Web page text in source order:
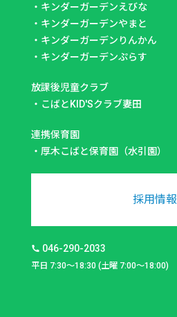
・ キンダーガーデンえびな
・ キンダーガーデンやまと
・ キンダーガーデンりんかん
・ キンダーガーデンぷらす
放課後児童クラブ
・ こばとKID'Sクラブ妻田
連携保育園
・ 厚木こばと保育園（水引園）
採用情報
046-290-2033
平日 7:30～18:30 (土曜 7:00～18:00)